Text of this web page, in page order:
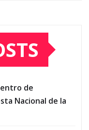
de
Nacional de la